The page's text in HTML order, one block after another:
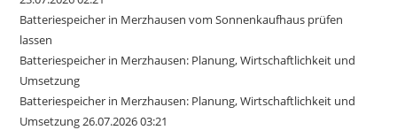
Batteriespeicher in Merzhausen vom Sonnenkaufhaus prüfen
lassen
Batteriespeicher in Merzhausen: Planung, Wirtschaftlichkeit und
Umsetzung
Batteriespeicher in Merzhausen: Planung, Wirtschaftlichkeit und
Umsetzung 26.07.2026 03:21